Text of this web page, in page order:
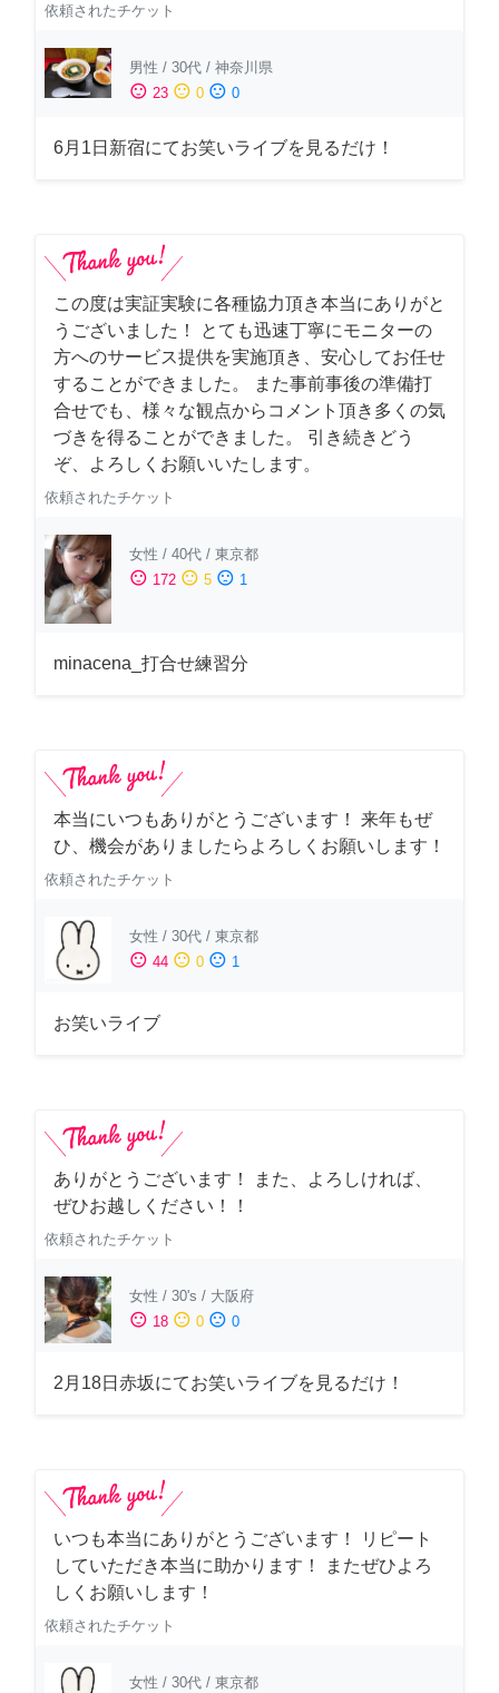
依頼されたチケット
男性 / 30代 / 神奈川県
sentiment_satisfied 23 sentiment_neutral 0 sentiment_dissatisfied 0
6月1日新宿にてお笑いライブを見るだけ！
この度は実証実験に各種協力頂き本当にありがと
うございました！ とても迅速丁寧にモニターの
方へのサービス提供を実施頂き、安心してお任せ
することができました。 また事前事後の準備打
合せでも、様々な観点からコメント頂き多くの気
づきを得ることができました。 引き続きどう
ぞ、よろしくお願いいたします。
依頼されたチケット
女性 / 40代 / 東京都
sentiment_satisfied 172 sentiment_neutral 5 sentiment_dissatisfied 1
minacena_打合せ練習分
本当にいつもありがとうございます！ 来年もぜ
ひ、機会がありましたらよろしくお願いします！
依頼されたチケット
女性 / 30代 / 東京都
sentiment_satisfied 44 sentiment_neutral 0 sentiment_dissatisfied 1
お笑いライブ
ありがとうございます！ また、よろしければ、
ぜひお越しください！！
依頼されたチケット
女性 / 30's / 大阪府
sentiment_satisfied 18 sentiment_neutral 0 sentiment_dissatisfied 0
2月18日赤坂にてお笑いライブを見るだけ！
いつも本当にありがとうございます！ リピート
していただき本当に助かります！ またぜひよろ
しくお願いします！
依頼されたチケット
女性 / 30代 / 東京都